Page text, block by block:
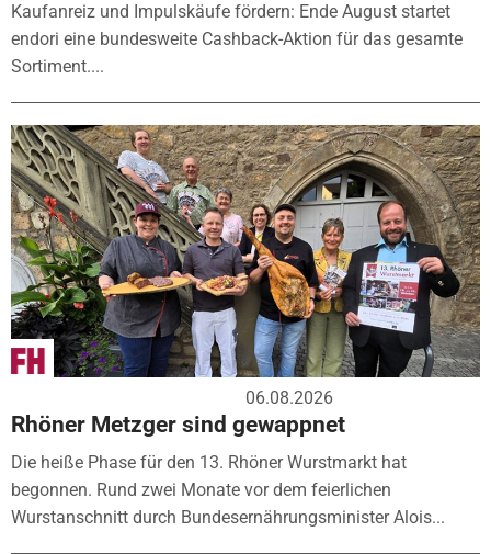
Kaufanreiz und Impulskäufe fördern: Ende August startet
endori eine bundesweite Cashback-Aktion für das gesamte
Sortiment....
06.08.2026
Rhöner Metzger sind gewappnet
Die heiße Phase für den 13. Rhöner Wurstmarkt hat
begonnen. Rund zwei Monate vor dem feierlichen
Wurstanschnitt durch Bundesernährungsminister Alois...